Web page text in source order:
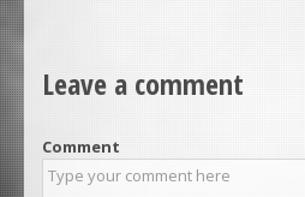
Leave a comment
Comment